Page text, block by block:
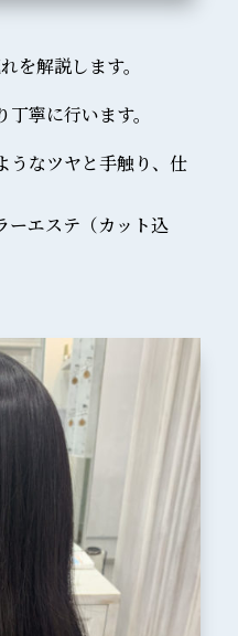
を解説します。
寧に行います。
うなツヤと手触り、仕
エステ（カット込